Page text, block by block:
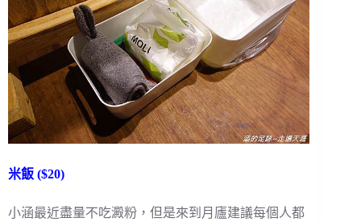
米飯 ($20)
小涵最近盡量不吃澱粉，但是來到月廬建議每個人都